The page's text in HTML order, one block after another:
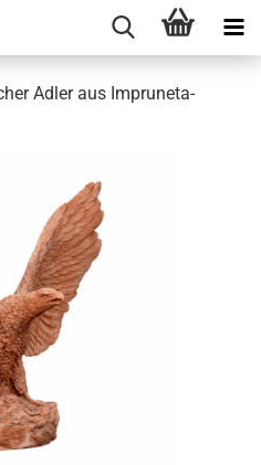
Adler aus Impruneta-